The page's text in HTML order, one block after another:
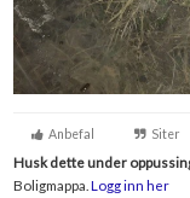
Anbefal Siter
Husk dette under
Boligmappa. Logg inn her